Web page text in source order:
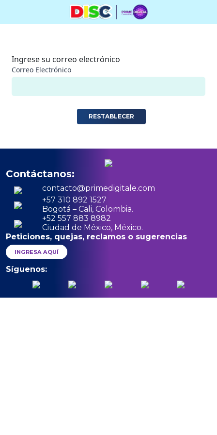
Ingrese su correo electrónico
Correo Electrónico
RESTABLECER
Contáctanos:
contacto@primedigitale.com
+57 310 892 1527
Bogotá – Cali, Colombia.
+52 557 883 8982
Ciudad de México, México.
Peticiones, quejas, reclamos o sugerencias
INGRESA AQUÍ
Síguenos: